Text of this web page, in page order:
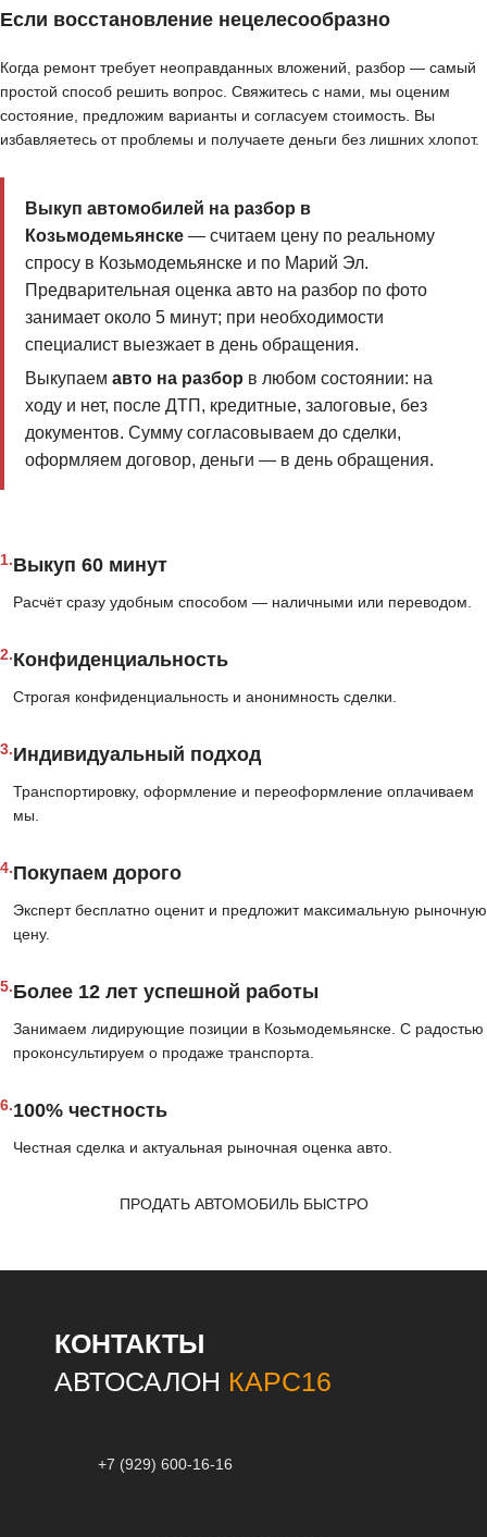
Если восстановление нецелесообразно
Когда ремонт требует неоправданных вложений, разбор — самый
простой способ решить вопрос. Свяжитесь с нами, мы оценим
состояние, предложим варианты и согласуем стоимость. Вы
избавляетесь от проблемы и получаете деньги без лишних хлопот.
Выкуп автомобилей на разбор в
Козьмодемьянске— считаем цену по реальному
спросу в Козьмодемьянске и по Марий Эл.
Предварительная оценка авто на разбор по фото
занимает около 5 минут; при необходимости
специалист выезжает в день обращения.
Выкупаем авто на разбор в любом состоянии: на
ходу и нет, после ДТП, кредитные, залоговые, без
документов. Сумму согласовываем до сделки,
оформляем договор, деньги — в день обращения.
1.Выкуп 60 минут
Расчёт сразу удобным способом — наличными или переводом.
2.Конфиденциальность
Строгая конфиденциальность и анонимность сделки.
3.Индивидуальный подход
Транспортировку, оформление и переоформление оплачиваем
мы.
4.Покупаем дорого
Эксперт бесплатно оценит и предложит максимальную рыночную
цену.
5.Более 12 лет успешной работы
Занимаем лидирующие позиции в Козьмодемьянске. С радостью
проконсультируем о продаже транспорта.
6.100% честность
Честная сделка и актуальная рыночная оценка авто.
ПРОДАТЬ АВТОМОБИЛЬ БЫСТРО
КОНТАКТЫ
АВТОСАЛОН КАРС16
+7 (929) 600-16-16